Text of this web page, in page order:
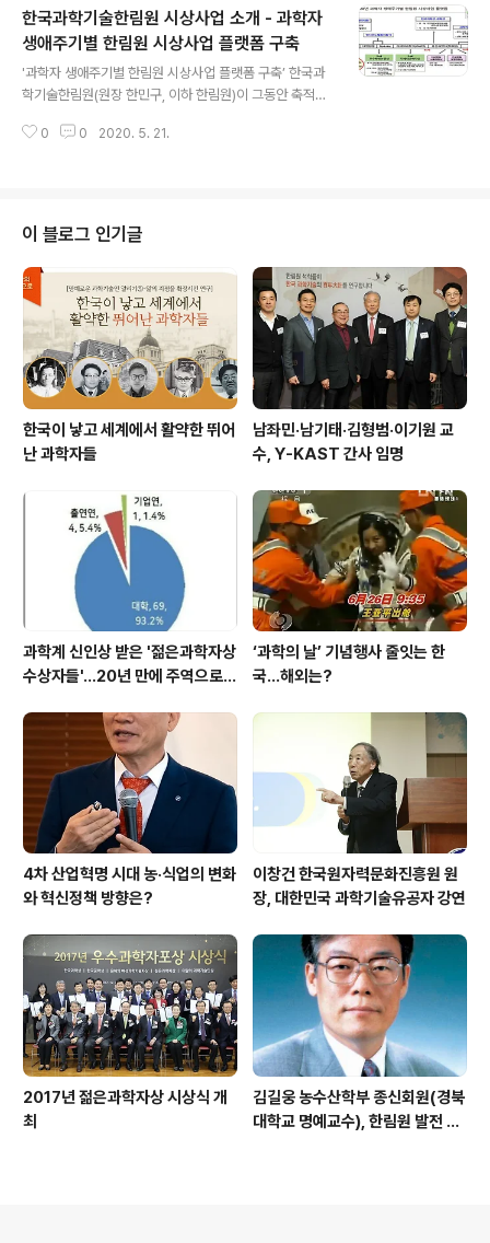
에 앞장서 왔던 한국과학상·한국공학상 시상사업이 올해부
터 한국과학기술한림원에 이관됐다. 지난해까지 과학기술
정보통신부와 한국연구재단 주관으로 총 99명의 수상자를
배출한 한국과학상·한국공학상은 앞으로 각 분야 세계적
석학의 결집체인 한국과학기술한림원을 통해 명실상부 한
국 최고 과학기술상으로서 위상을 높일 계획이다. 자생적
한국과학기술한림원 시상사업 소개 - 과학자
생애주기별 한림원 시상사업 플랫폼 구축
'과학자 생애주기별 한림원 시상사업 플랫폼 구축’ 한국과
학기술한림원(원장 한민구, 이하 한림원)이 그동안 축적되
‘과학자전생애주기별 시상사업 플랫폼’을 구축, 본격적인
터는 과학자전생애주기별 시상사업 플랫폼을 통해 과학기
술 꿈나무인 청소년부터 박사학위 과정, 포닥을 거쳐 차세
대과학자, 중견과학자, 그리고 과학기술유공자에 이르기까
지 각 대상에 맞는 시상사업을 진행한다. 한림원은 올해 정
부가 지원하는 한국과학상· 공학상 포상사업과 과학기술유
공자 지정사업을 주관하고, 민간기업에서 후원하는 에쓰-..
0 0 2020. 5. 21.
이 블로그 인기글
한국이 낳고 세계에서 활약한 뛰어
난 과학자들
남좌민·남기태·김형범·이기원 교
수, Y-KAST 간사 임명
과학계 신인상 받은 '젊은과학자상
수상자들'…20년 만에 주역으로
‘과학의 날’ 기념행사 줄잇는 한
국…해외는?
4차 산업혁명 시대 농·식업의 변화
와 혁신정책 방향은?
이창건 한국원자력문화진흥원 원
장, 대한민국 과학기술유공자 강연
2017년 젊은과학자상 시상식 개
최
김길웅 농수산학부 종신회원(경북
대학교 명예교수), 한림원 발전 위